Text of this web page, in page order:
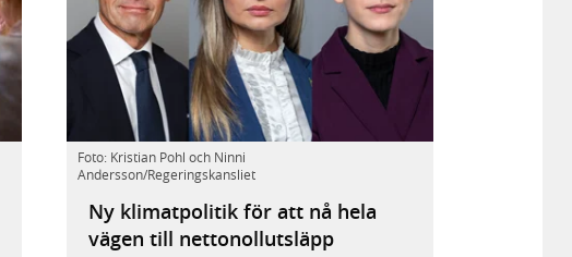
Statsminister
Ulf
Kristersson,
energi-
och
Foto: Kristian Pohl och Ninni
Andersson/Regeringskansliet
Ny klimatpolitik för att nå hela
vägen till nettonollutsläpp